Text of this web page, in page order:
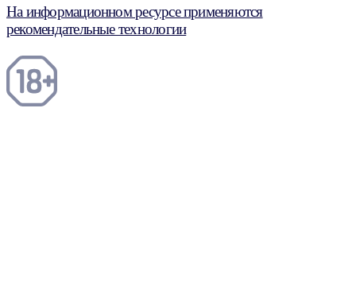
На информационном ресурсе применяются
рекомендательные технологии